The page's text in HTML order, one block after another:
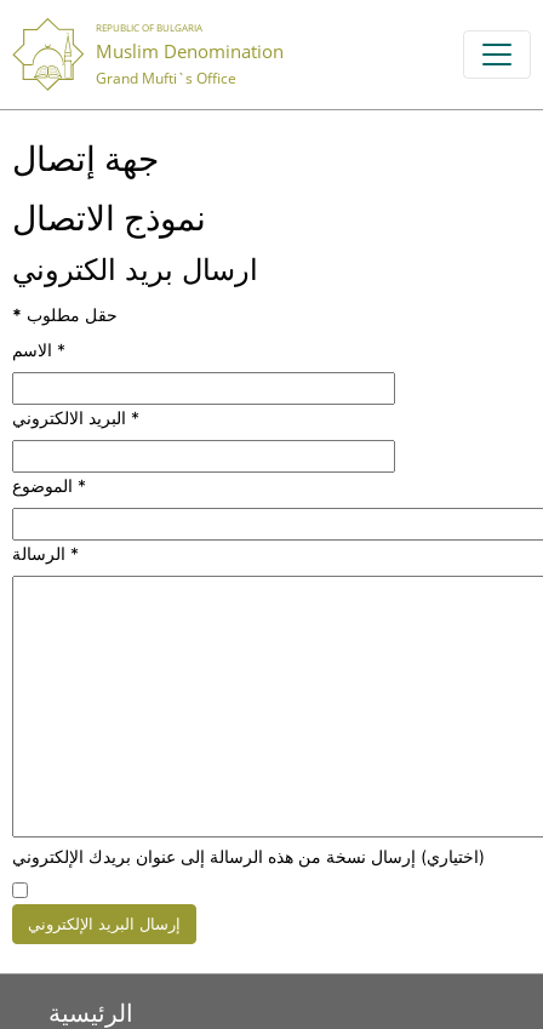
REPUBLIC OF BULGARIA
Muslim Denomination
Grand Mufti`s Office
جهة إتصال
نموذج الاتصال
ارسال بريد الكتروني
* حقل مطلوب
الاسم *
البريد الالكتروني *
الموضوع *
الرسالة *
إرسال نسخة من هذه الرسالة إلى عنوان بريدك الإلكتروني (اختياري)
إرسال البريد الإلكتروني
الرئيسية